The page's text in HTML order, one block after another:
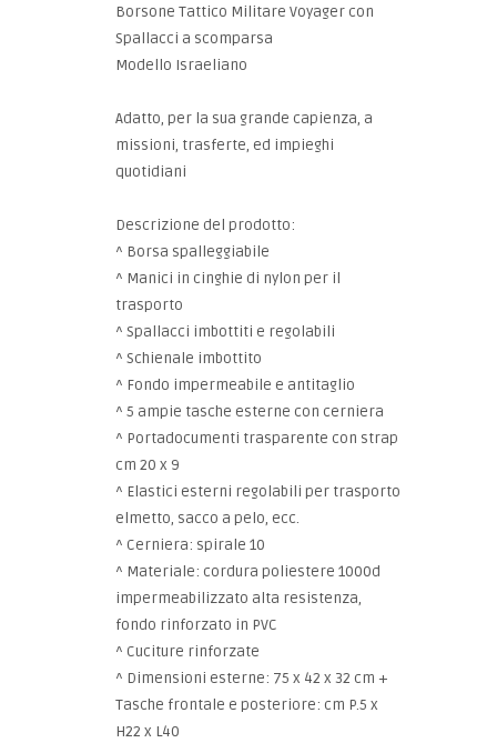
Borsone Tattico Militare Voyager con
Spallacci a scomparsa
Modello Israeliano
Adatto, per la sua grande capienza, a
missioni, trasferte, ed impieghi
quotidiani
Descrizione del prodotto:
^ Borsa spalleggiabile
^ Manici in cinghie di nylon per il
trasporto
^ Spallacci imbottiti e regolabili
^ Schienale imbottito
^ Fondo impermeabile e antitaglio
^ 5 ampie tasche esterne con cerniera
^ Portadocumenti trasparente con strap
cm 20 x 9
^ Elastici esterni regolabili per trasporto
elmetto, sacco a pelo, ecc.
^ Cerniera: spirale 10
^ Materiale: cordura poliestere 1000d
impermeabilizzato alta resistenza,
fondo rinforzato in PVC
^ Cuciture rinforzate
^ Dimensioni esterne: 75 x 42 x 32 cm +
Tasche frontale e posteriore: cm P.5 x
H22 x L40